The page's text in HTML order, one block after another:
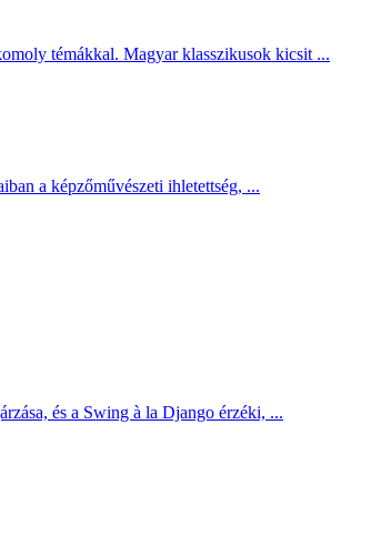
témákkal. Magyar klasszikusok kicsit ...
a képzőművészeti ihletettség, ...
és a Swing à la Django érzéki, ...